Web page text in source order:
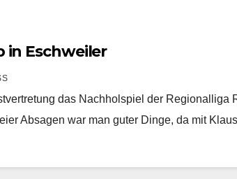
in Eschweiler
das Nachholspiel der Regionalliga
Absagen war man guter Dinge, da mit